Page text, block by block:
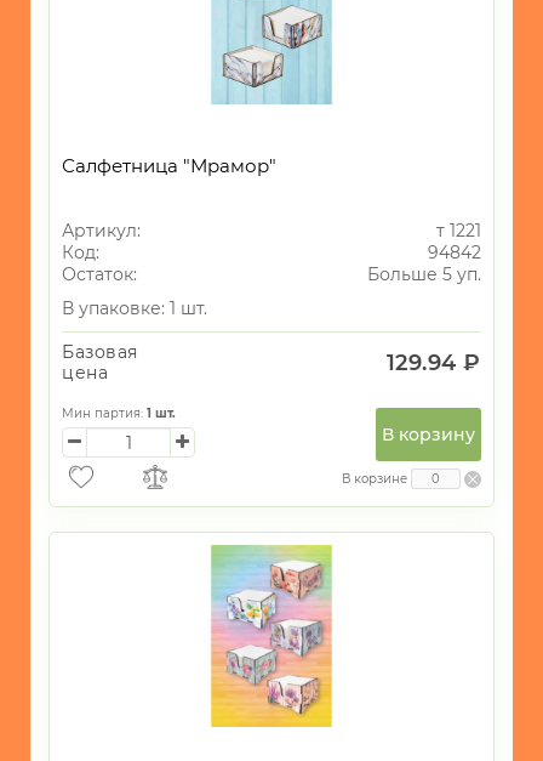
Салфетница "Мрамор"
Артикул:
т 1221
Код:
94842
Остаток:
Больше 5 уп.
В упаковке: 1 шт.
Базовая
цена
129.94 ₽
Мин партия: 1 шт.
В корзину
В корзине